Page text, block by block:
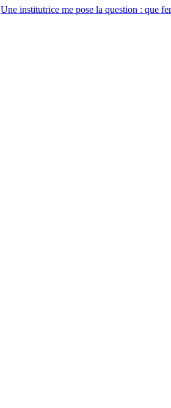
Une institutrice me pose la question : que